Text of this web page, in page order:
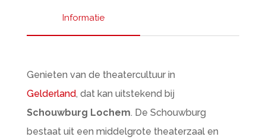
Informatie
Genieten van de theatercultuur in
Gelderland, dat kan uitstekend bij
Schouwburg Lochem. De Schouwburg
bestaat uit een middelgrote theaterzaal en